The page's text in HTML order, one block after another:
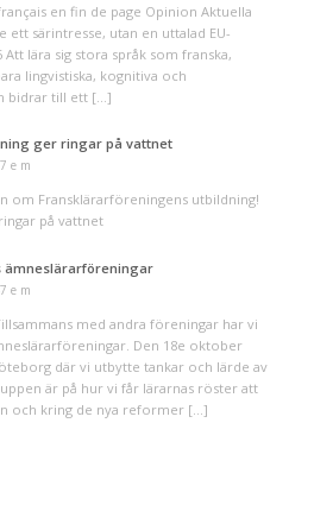
en fin de page Opinion Aktuella
ett särintresse, utan en uttalad EU-
lära sig stora språk som franska,
lingvistiska, kognitiva och
bidrar till ett […]
ger ringar på vattnet
e m
om Fransklärarföreningens utbildning!
på vattnet
ämneslärarföreningar
e m
med andra föreningar har vi
Den 18e oktober
där vi utbytte tankar och lärde av
är på hur vi får lärarnas röster att
och kring de nya reformer […]